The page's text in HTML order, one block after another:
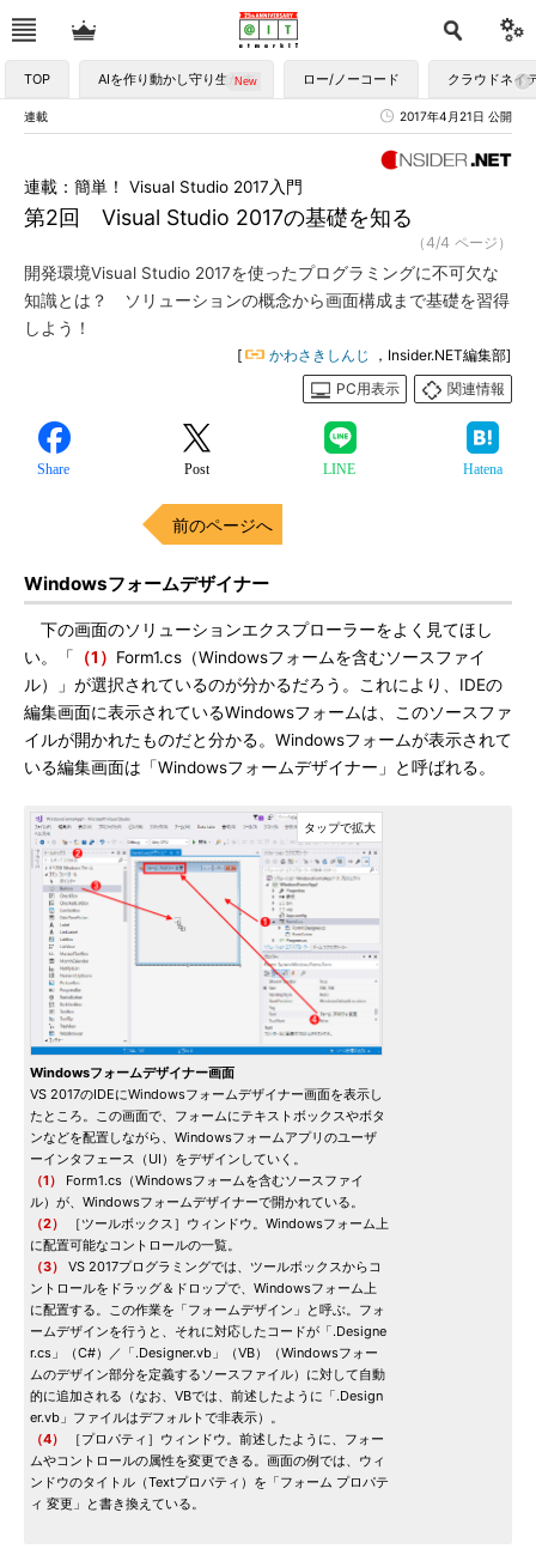
TOP AIを作り動かし守り生かす ロー/ノーコード クラウドネイ
連載 2017年4月21日 公開
第2回 Visual Studio 2017の基礎を知る
連載：簡単！ Visual Studio 2017入門
（4/4 ページ）
開発環境Visual Studio 2017を使ったプログラミングに不可欠な
知識とは？ ソリューションの概念から画面構成まで基礎を習得
しよう！
[ かわさきしんじ
，Insider.NET編集部]
PC用表示
関連情報
Share Post LINE Hatena
前のページへ
Windowsフォームデザイナー
下の画面のソリューションエクスプローラーをよく見てほし
い。「
（1） Form1.cs（Windowsフォームを含むソースファイ
ル）」が選択されているのが分かるだろう。これにより、IDEの
編集画面に表示されているWindowsフォームは、このソースファ
イルが開かれたものだと分かる。Windowsフォームが表示されて
いる編集画面は「Windowsフォームデザイナー」と呼ばれる。
Windowsフォームデザイナー画面
VS 2017のIDEにWindowsフォームデザイナー画面を表示し
たところ。この画面で、フォームにテキストボックスやボタ
ンなどを配置しながら、Windowsフォームアプリのユーザ
ーインタフェース（UI）をデザインしていく。
（1）
Form1.cs（Windowsフォームを含むソースファイ
ル）が、Windowsフォームデザイナーで開かれている。
（2）
［ツールボックス］ウィンドウ。Windowsフォーム上
に配置可能なコントロールの一覧。
（3）
VS 2017プログラミングでは、ツールボックスからコ
ントロールをドラッグ＆ドロップで、Windowsフォーム上
に配置する。この作業を「フォームデザイン」と呼ぶ。フォ
ームデザインを行うと、それに対応したコードが「.Designe
r.cs」（C#）／「.Designer.vb」（VB）（Windowsフォー
ムのデザイン部分を定義するソースファイル）に対して自動
的に追加される（なお、VBでは、前述したように「.Design
er.vb」ファイルはデフォルトで非表示）。
（4）
［プロパティ］ウィンドウ。前述したように、フォー
ムやコントロールの属性を変更できる。画面の例では、ウィ
ンドウのタイトル（Textプロパティ）を「フォーム プロパテ
ィ 変更」と書き換えている。